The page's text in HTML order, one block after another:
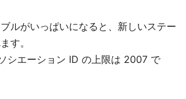
ルがいっぱいになると、新しいステー
す。
シエーション ID の上限は 2007 で